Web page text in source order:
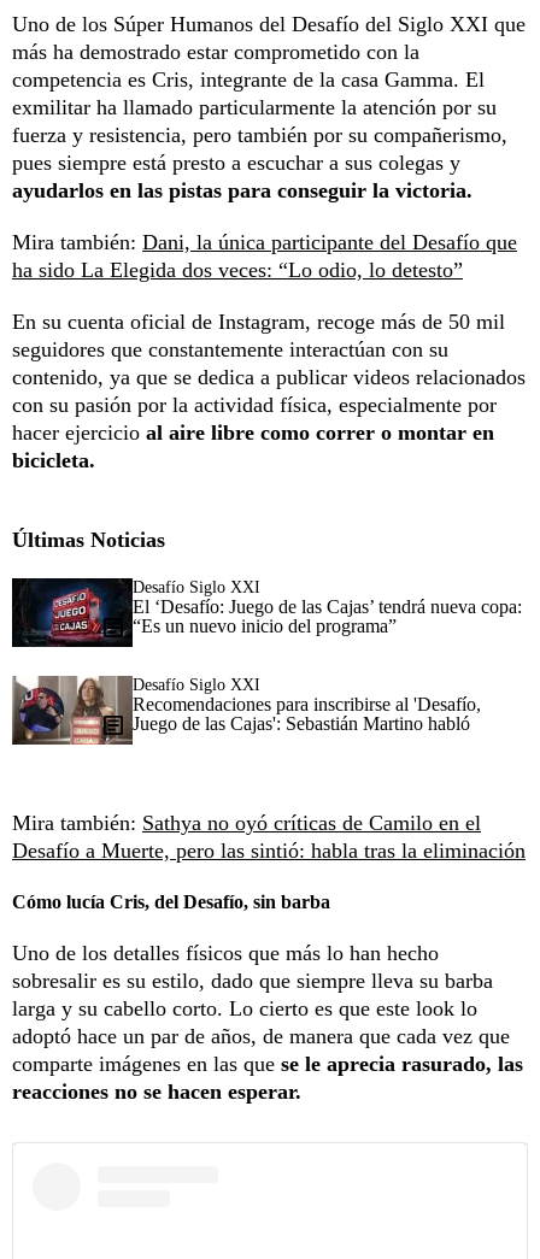
Uno de los Súper Humanos del Desafío del Siglo XXI que
más ha demostrado estar comprometido con la
competencia es Cris, integrante de la casa Gamma. El
exmilitar ha llamado particularmente la atención por su
fuerza y resistencia, pero también por su compañerismo,
pues siempre está presto a escuchar a sus colegas y
ayudarlos en las pistas para conseguir la victoria.
Mira también: Dani, la única participante del Desafío que
ha sido La Elegida dos veces: “Lo odio, lo detesto”
En su cuenta oficial de Instagram, recoge más de 50 mil
seguidores que constantemente interactúan con su
contenido, ya que se dedica a publicar videos relacionados
con su pasión por la actividad física, especialmente por
hacer ejercicio al aire libre como correr o montar en
bicicleta.
Últimas Noticias
Desafío Siglo XXI
El ‘Desafío: Juego de las Cajas’ tendrá nueva copa:
“Es un nuevo inicio del programa”
Desafío Siglo XXI
Recomendaciones para inscribirse al 'Desafío,
Juego de las Cajas': Sebastián Martino habló
Mira también: Sathya no oyó críticas de Camilo en el
Desafío a Muerte, pero las sintió: habla tras la eliminación
Cómo lucía Cris, del Desafío, sin barba
Uno de los detalles físicos que más lo han hecho
sobresalir es su estilo, dado que siempre lleva su barba
larga y su cabello corto. Lo cierto es que este look lo
adoptó hace un par de años, de manera que cada vez que
comparte imágenes en las que se le aprecia rasurado, las
reacciones no se hacen esperar.